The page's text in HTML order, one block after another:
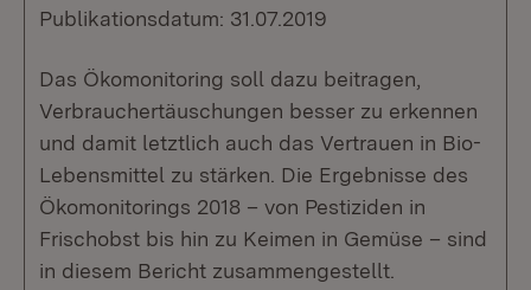
Publikationsdatum: 31.07.2019
Das Ökomonitoring soll dazu beitragen,
Verbrauchertäuschungen besser zu erkennen
und damit letztlich auch das Vertrauen in Bio-
Lebensmittel zu stärken. Die Ergebnisse des
Ökomonitorings 2018 – von Pestiziden in
Frischobst bis hin zu Keimen in Gemüse – sind
in diesem Bericht zusammengestellt.